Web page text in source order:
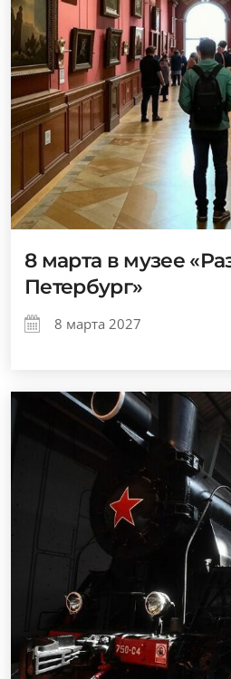
8 марта в музее
Петербург»
8 марта 2027